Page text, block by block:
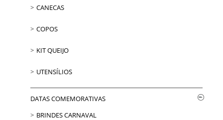
CANECAS
COPOS
KIT QUEIJO
UTENSÍLIOS
DATAS COMEMORATIVAS
BRINDES CARNAVAL